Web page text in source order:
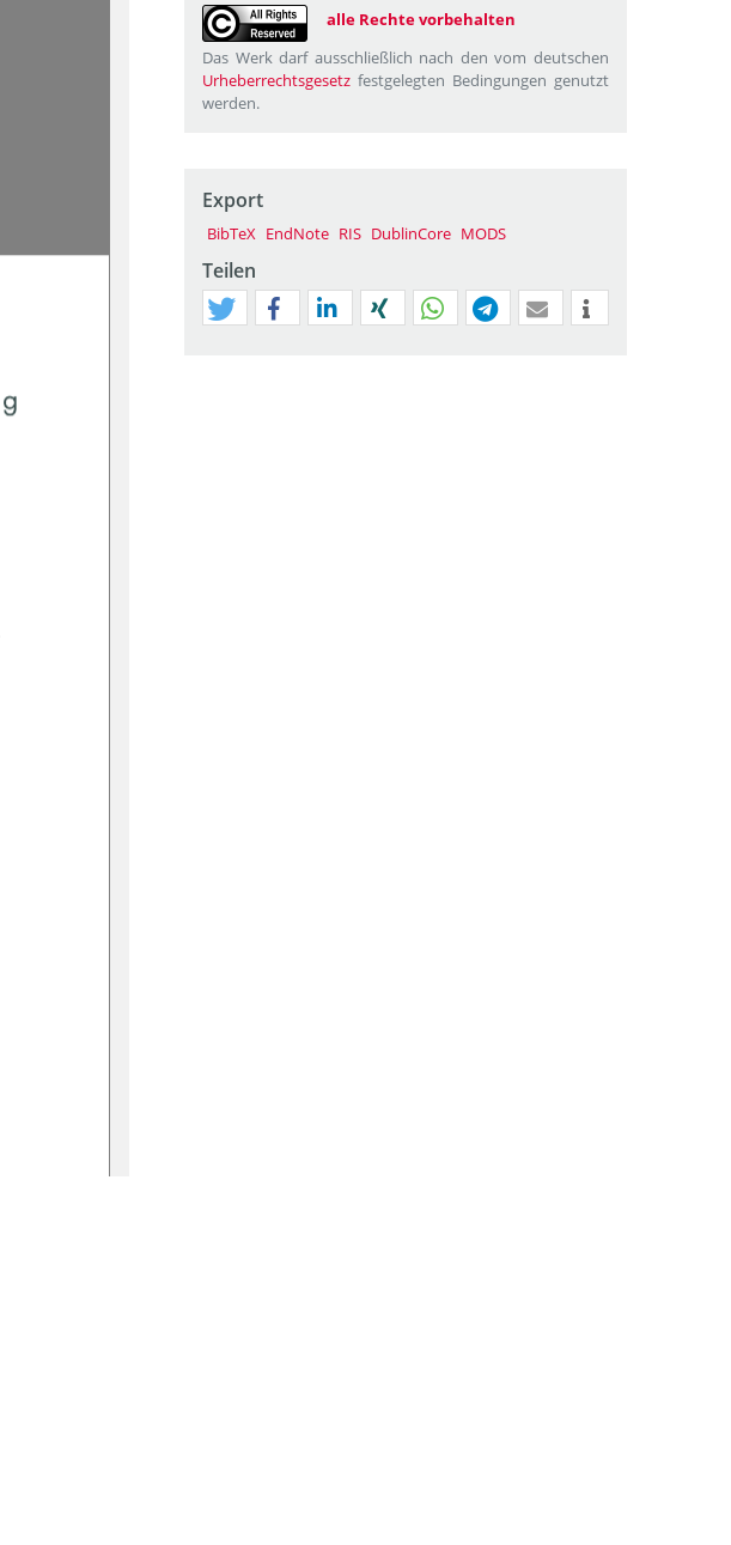
alle Rechte vorbehalten
Das Werk darf ausschließlich nach den vom deutschen
Urheberrechtsgesetz festgelegten Bedingungen genutzt
werden.
Export
BibTeX EndNote RIS DublinCore MODS
Teilen